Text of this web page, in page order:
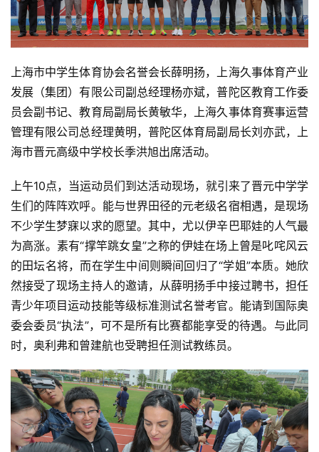
上海市中学生体育协会名誉会长薛明扬，上海久事体育产业
发展（集团）有限公司副总经理杨亦斌，普陀区教育工作委
员会副书记、教育局副局长黄敏华，上海久事体育赛事运营
管理有限公司总经理黄明，普陀区体育局副局长刘亦武，上
海市晋元高级中学校长季洪旭出席活动。
上午10点，当运动员们到达活动现场，就引来了晋元中学学
生们的阵阵欢呼。能与世界田径的元老级名宿相遇，是现场
不少学生梦寐以求的愿望。其中，尤以伊辛巴耶娃的人气最
为高涨。素有“撑竿跳女皇”之称的伊娃在场上曾是叱咤风云
的田坛名将，而在学生中间则瞬间回归了“学姐”本质。她欣
然接受了现场主持人的邀请，从薛明扬手中接过聘书，担任
青少年项目运动技能等级标准测试名誉考官。能请到国际奥
委会委员“执法”，可不是所有比赛都能享受的待遇。与此同
时，奥利弗和曾建航也受聘担任测试教练员。